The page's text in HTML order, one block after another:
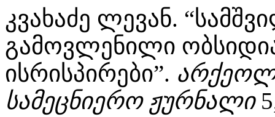
კვახაძე ლევან.
გამოვლენილი
ისრისპირები”.
სამეცნიერო ჟურნალი